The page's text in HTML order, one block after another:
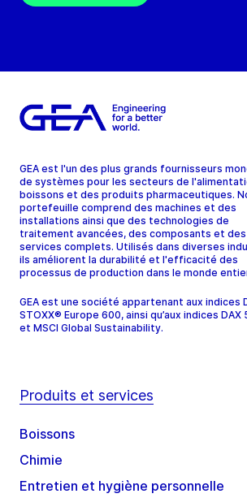
GEA est l'un des plus grands fournisseurs
de systèmes pour les secteurs de
boissons et des produits pharmaceutiques.
portefeuille comprend des machines et des
installations ainsi que des technologies de
traitement avancées, des composants et des
services complets. Utilisés dans diverses
ils améliorent la durabilité et l'efficacité des
processus de production dans le monde
GEA est une société appartenant aux indices
STOXX® Europe 600, ainsi qu’aux indices DAX
et MSCI Global Sustainability.
Produits et services
Boissons
Chimie
Entretien et hygiène personnelle